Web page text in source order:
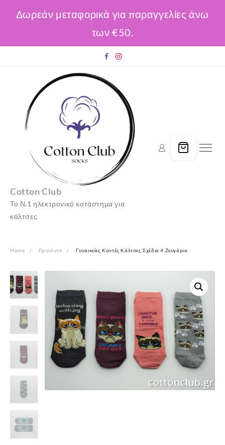
Δωρεάν μεταφορικά για παραγγελίες άνω
των €50.
Cotton Club
Το Ν.1 ηλεκτρονικό κατάστημα για
κάλτσες
Home Προϊόντα Γυναικείες Κοντές Κάλτσες Σχέδια 4 Ζευγάρια